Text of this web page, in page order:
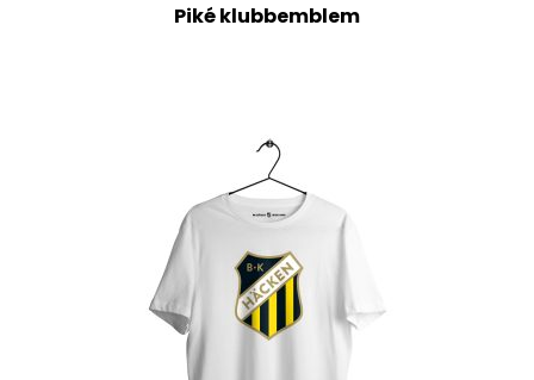
Piké klubbemblem